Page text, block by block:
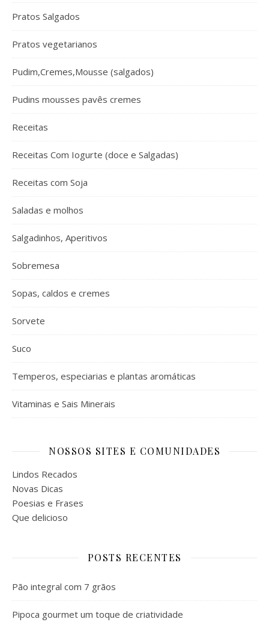
Pratos Salgados
Pratos vegetarianos
Pudim,Cremes,Mousse (salgados)
Pudins mousses pavês cremes
Receitas
Receitas Com Iogurte (doce e Salgadas)
Receitas com Soja
Saladas e molhos
Salgadinhos, Aperitivos
Sobremesa
Sopas, caldos e cremes
Sorvete
Suco
Temperos, especiarias e plantas aromáticas
Vitaminas e Sais Minerais
NOSSOS SITES E COMUNIDADES
Lindos Recados
Novas Dicas
Poesias e Frases
Que delicioso
POSTS RECENTES
Pão integral com 7 grãos
Pipoca gourmet um toque de criatividade